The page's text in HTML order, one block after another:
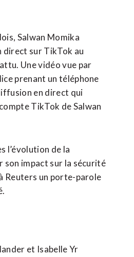
Salwan Momika
direct sur TikTok au
Une vidéo vue par
prenant un téléphone
en direct qui
TikTok de Salwan
l’évolution de la
son impact sur la sécurité
Reuters un porte-parole
et Isabelle Yr